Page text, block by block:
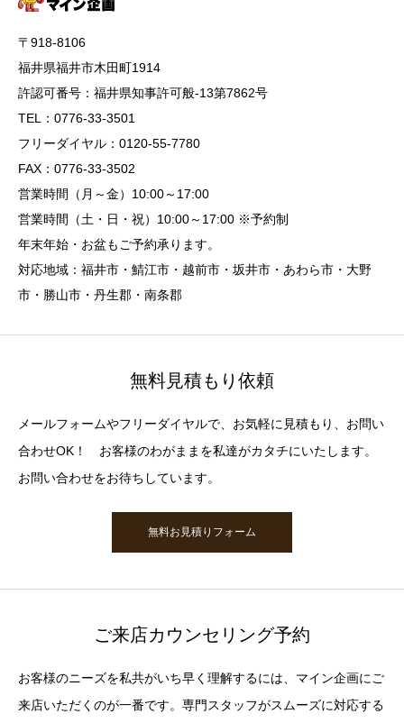
〒918-8106
福井県福井市木田町1914
許認可番号：福井県知事許可般-13第7862号
TEL：0776-33-3501
フリーダイヤル：0120-55-7780
FAX：0776-33-3502
営業時間（月～金）10:00～17:00
営業時間（土・日・祝）10:00～17:00 ※予約制
年末年始・お盆もご予約承ります。
対応地域：福井市・鯖江市・越前市・坂井市・あわら市・大野
市・勝山市・丹生郡・南条郡
無料見積もり依頼
メールフォームやフリーダイヤルで、お気軽に見積もり、お問い
合わせOK！ お客様のわがままを私達がカタチにいたします。
お問い合わせをお待ちしています。
無料お見積りフォーム
ご来店カウンセリング予約
お客様のニーズを私共がいち早く理解するには、マイン企画にご
来店いただくのが一番です。専門スタッフがスムーズに対応する